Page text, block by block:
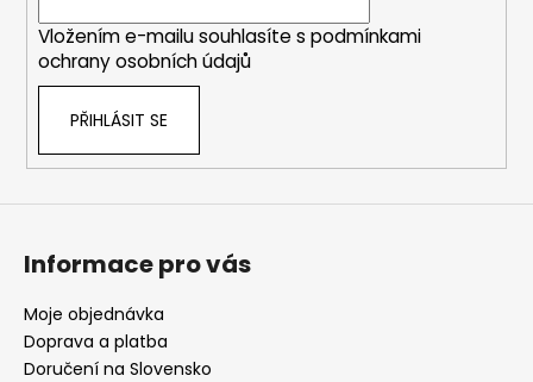
Vložením e-mailu souhlasíte s podmínkami
ochrany osobních údajů
PŘIHLÁSIT SE
Informace pro vás
Moje objednávka
Doprava a platba
Doručení na Slovensko